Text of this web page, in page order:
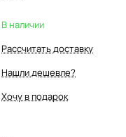
В наличии
Рассчитать доставку
Нашли дешевле?
Хочу в подарок